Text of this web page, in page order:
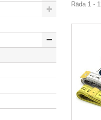
Rāda 1 -